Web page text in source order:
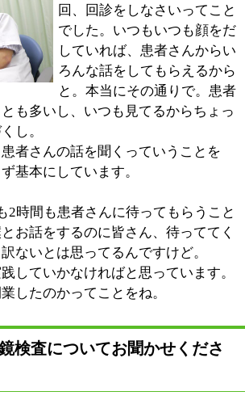
したものです。
などがございます事をご了承
●消化器内科●内科●外科●肛門外科
1161
・祝日
9-5-1 コアシティ東大島106
clinic.com/
：30～12：30 15：00～18：30
30～12：30
このページの先頭へ
区時間 葛飾区時間